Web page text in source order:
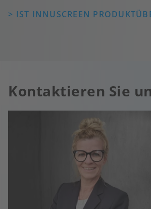
> IST INNUSCREEN
Kontaktieren Sie